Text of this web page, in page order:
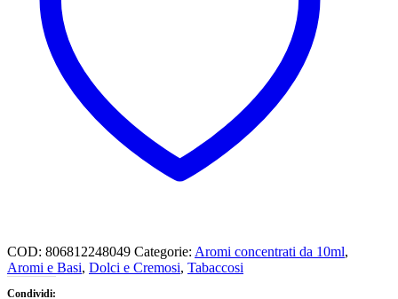
COD: 806812248049 Categorie: Aromi concentrati da 10ml,
Aromi e Basi, Dolci e Cremosi, Tabaccosi
Condividi: